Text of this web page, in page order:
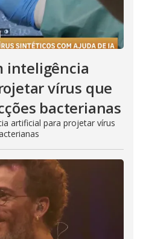
inteligência
vírus que
bacterianas
artificial para projetar vírus